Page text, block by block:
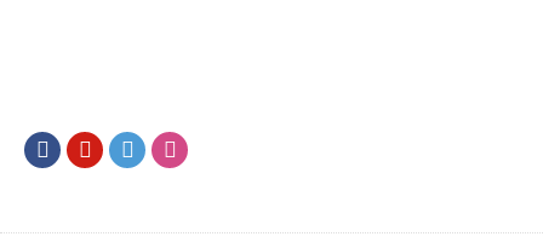
FacebookYoutubeTwitter